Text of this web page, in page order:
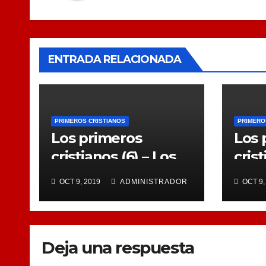
ENTRADA RELACIONADA
PRIMEROS CRISTIANOS
Los primeros
cristianos (6) – Los
padres apostólicos
OCT 9, 2019 ADMINISTRADOR
Los
OCT
Deja una respuesta